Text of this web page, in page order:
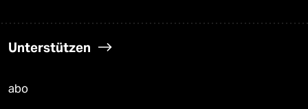
Unterstützen
abo